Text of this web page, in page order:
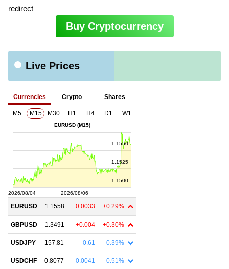
redirect
Buy Cryptocurrency
Live Prices